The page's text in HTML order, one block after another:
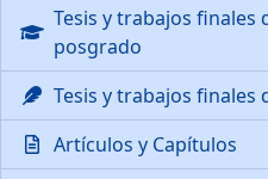
Tesis y trabajos finales
posgrado
Tesis y trabajos finales
Artículos y Capítulos